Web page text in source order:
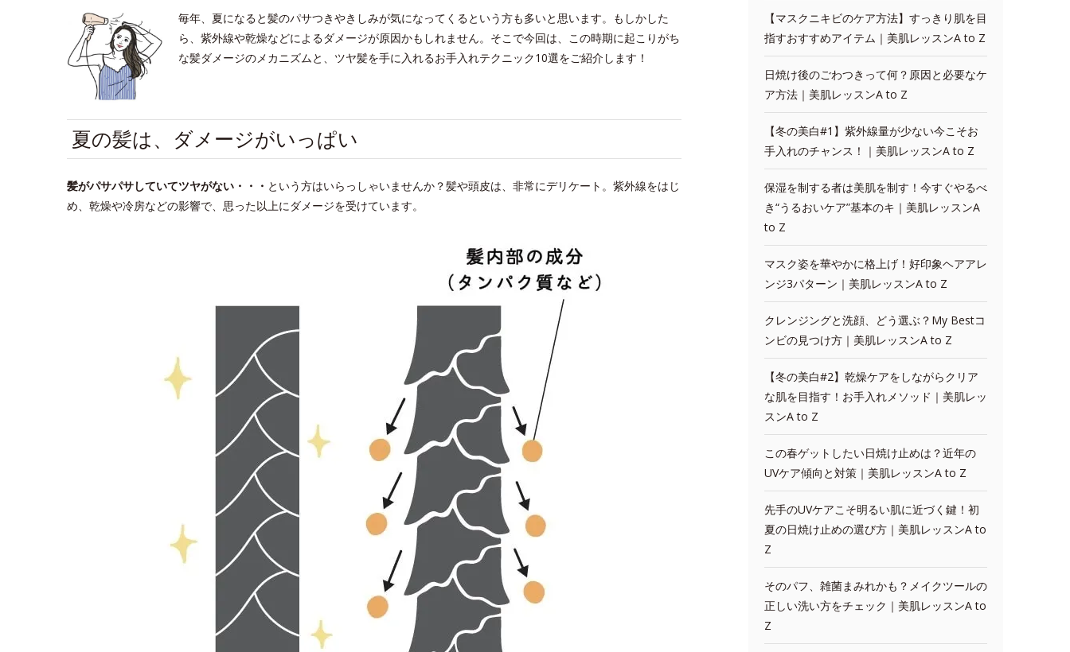
毎年、夏になると髪のパサつきやきしみが気になってくるという方も多いと思います。もしかした
ら、紫外線や乾燥などによるダメージが原因かもしれません。そこで今回は、この時期に起こりがち
な髪ダメージのメカニズムと、ツヤ髪を手に入れるお手入れテクニック10選をご紹介します！
夏の髪は、ダメージがいっぱい
髪がパサパサしていてツヤがない・・ ・ という方はいらっしゃいませんか？髪や頭皮は、非常にデリケート。紫外線をはじ
め、乾燥や冷房などの影響で、思った以上にダメージを受けています。
【マスクニキビのケア方法】すっきり肌を目
指すおすすめアイテム｜美肌レッスンA to Z
日焼け後のごわつきって何？原因と必要なケ
ア方法｜美肌レッスンA to Z
【冬の美白#1】紫外線量が少ない今こそお
手入れのチャンス！｜美肌レッスンA to Z
保湿を制する者は美肌を制す！今すぐやるべ
き“うるおいケア”基本のキ｜美肌レッスンA
to Z
マスク姿を華やかに格上げ！好印象ヘアアレ
ンジ3パターン｜美肌レッスンA to Z
クレンジングと洗顔、どう選ぶ？My Bestコ
ンビの見つけ方｜美肌レッスンA to Z
【冬の美白#2】乾燥ケアをしながらクリア
な肌を目指す！お手入れメソッド｜美肌レッ
スンA to Z
この春ゲットしたい日焼け止めは？近年の
UVケア傾向と対策｜美肌レッスンA to Z
先手のUVケアこそ明るい肌に近づく鍵！初
夏の日焼け止めの選び方｜美肌レッスンA to
Z
そのパフ、雑菌まみれかも？メイクツールの
正しい洗い方をチェック｜美肌レッスンA to
Z